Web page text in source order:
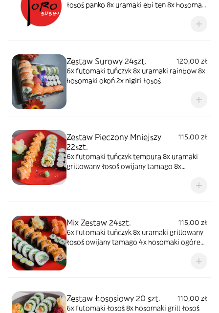
łosoś panko 8x uramaki ebi ten 8x hosomaki
Zestaw Surowy 24szt.
120,00 zł
6x futomaki tuńczyk 8x uramaki rainbow 8x
hosomaki okoń 2x nigiri łosoś
Zestaw Pieczony Mniejszy
22szt.
115,00 zł
6x futomaki tuńczyk tempura 8x uramaki
grillowany łosoś owijany tamago 8x
Mix Zestaw 24szt.
115,00 zł
6x futomaki tuńczyk 8x uramaki grillowany
łosoś owijany tamago 4x hosomaki ogórek
Zestaw Łososiowy 20 szt.
110,00 zł
6x futomaki łosoś 8x hosomaki grill łosoś